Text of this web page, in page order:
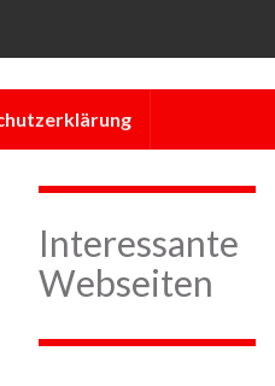
Interessante
Webseiten